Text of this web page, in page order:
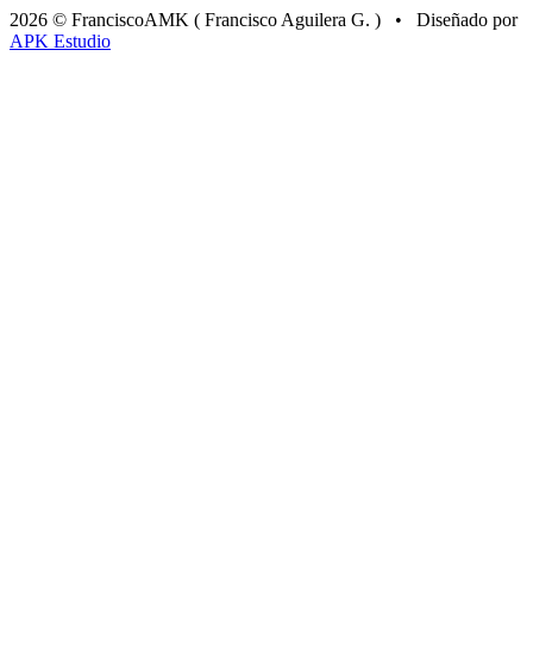
2026 © FranciscoAMK ( Francisco Aguilera G. ) • Diseñado por
APK Estudio